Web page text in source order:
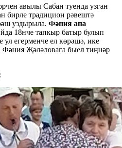
авылы Сабан туенда узган
бирле традицион рәвештә
уздырыла. Фәния апа
18нче тапкыр батыр булып
ул егерменче ел көрәшә, ике
Фәния Җәләловага быел тиңнәр